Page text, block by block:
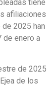
tiene
afiliaciones
2025 han
de enero a
de 2025
de los